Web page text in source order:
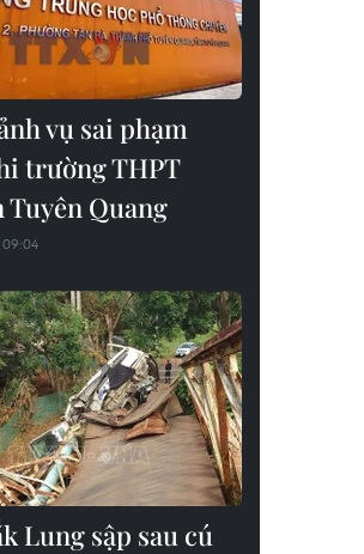
vụ sai phạm
trường THPT
Tuyên Quang
Lung sập sau cú